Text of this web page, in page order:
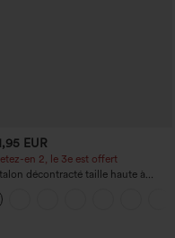
EUR
en 2, le 3e est offert
décontracté taille haute à
coupe large en mélange de lin,
poches